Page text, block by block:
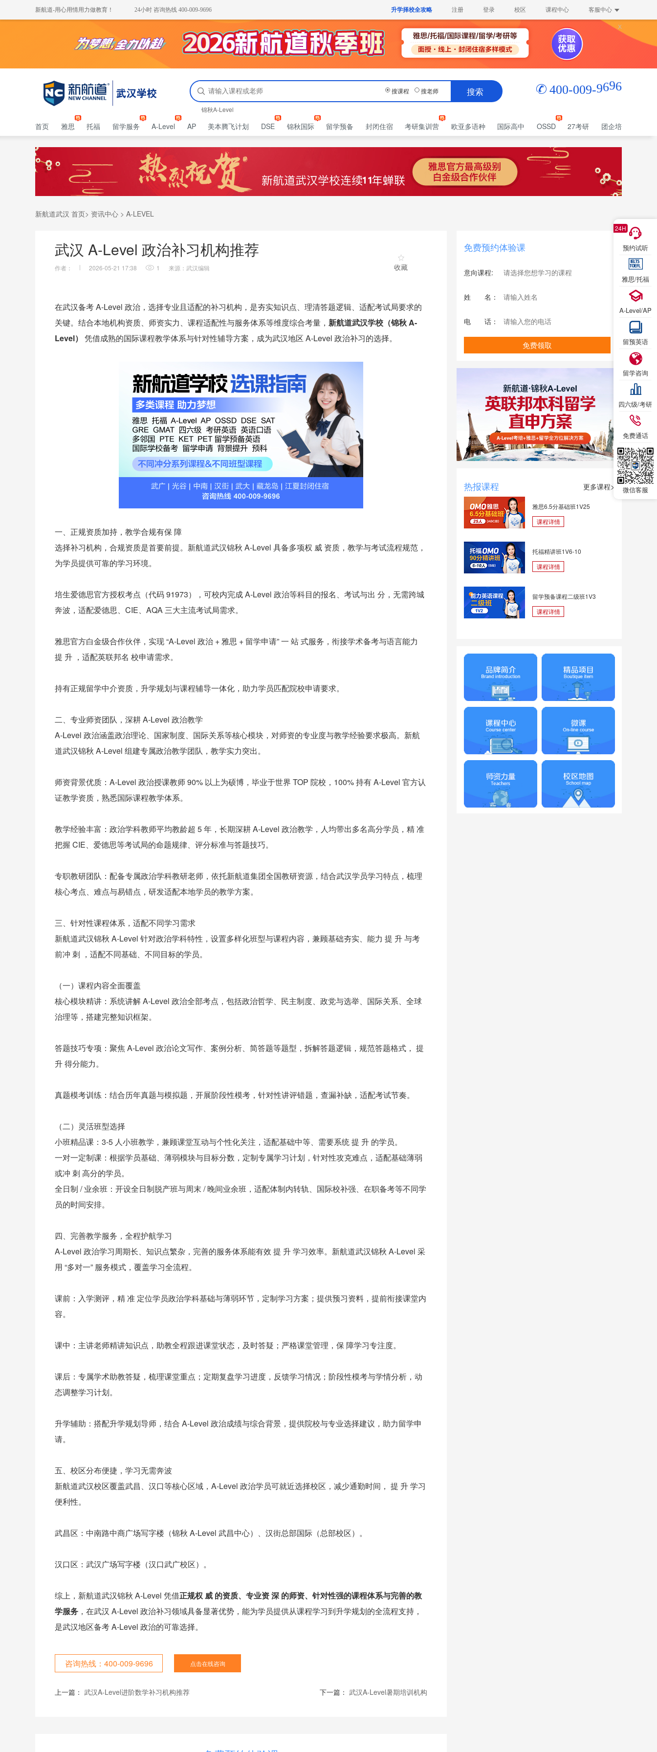
新航道-用心用情用力做教育！ 24小时 咨询热线 400-009-9696 升学择校全攻略 注册 登录 校区 课程中心 客服中心
搜课程 搜老师
锦秋A-Level
搜索 400-009-9696
首页 雅思 托福 留学服务 A-Level AP 美本腾飞计划 DSE 锦秋国际 留学预备 封闭住宿 考研集训营 欧亚多语种 国际高中 OSSD 27考研 团企培
新航道武汉 首页> 资讯中心 > A-LEVEL
武汉 A-Level 政治补习机构推荐
作者： 2026-05-21 17:38 1 来源：武汉编辑 收藏
在武汉备考 A-Level 政治，选择专业且适配的补习机构，是夯实知识点、理清答题逻辑、适配考试局要求的
关键。结合本地机构资质、师资实力、课程适配性与服务体系等维度综合考量， 新航道武汉学校（锦秋 A-
Level） 凭借成熟的国际课程教学体系与针对性辅导方案，成为武汉地区 A-Level 政治补习的选择。
一、正规资质加持，教学合规有保 障
选择补习机构，合规资质是首要前提。新航道武汉锦秋 A-Level 具备多项权 威 资质，教学与考试流程规范，
为学员提供可靠的学习环境。
培生爱德思官方授权考点（代码 91973），可校内完成 A-Level 政治等科目的报名、考试与出 分，无需跨城
奔波，适配爱德思、CIE、AQA 三大主流考试局需求。
雅思官方白金级合作伙伴，实现 “A-Level 政治 + 雅思 + 留学申请” 一 站 式服务，衔接学术备考与语言能力
提 升 ，适配英联邦名 校申请需求。
持有正规留学中介资质，升学规划与课程辅导一体化，助力学员匹配院校申请要求。
二、专业师资团队，深耕 A-Level 政治教学
A-Level 政治涵盖政治理论、国家制度、国际关系等核心模块，对师资的专业度与教学经验要求极高。新航
道武汉锦秋 A-Level 组建专属政治教学团队，教学实力突出。
师资背景优质：A-Level 政治授课教师 90% 以上为硕博，毕业于世界 TOP 院校，100% 持有 A-Level 官方认
证教学资质，熟悉国际课程教学体系。
教学经验丰富：政治学科教师平均教龄超 5 年，长期深耕 A-Level 政治教学，人均带出多名高分学员，精 准
把握 CIE、爱德思等考试局的命题规律、评分标准与答题技巧。
专职教研团队：配备专属政治学科教研老师，依托新航道集团全国教研资源，结合武汉学员学习特点，梳理
核心考点、难点与易错点，研发适配本地学员的教学方案。
三、针对性课程体系，适配不同学习需求
新航道武汉锦秋 A-Level 针对政治学科特性，设置多样化班型与课程内容，兼顾基础夯实、能力 提 升 与考
前冲 刺 ，适配不同基础、不同目标的学员。
（一）课程内容全面覆盖
核心模块精讲：系统讲解 A-Level 政治全部考点，包括政治哲学、民主制度、政党与选举、国际关系、全球
治理等，搭建完整知识框架。
答题技巧专项：聚焦 A-Level 政治论文写作、案例分析、简答题等题型，拆解答题逻辑，规范答题格式， 提
升 得分能力。
真题模考训练：结合历年真题与模拟题，开展阶段性模考，针对性讲评错题，查漏补缺，适配考试节奏。
（二）灵活班型选择
小班精品课：3-5 人小班教学，兼顾课堂互动与个性化关注，适配基础中等、需要系统 提 升 的学员。
一对一定制课：根据学员基础、薄弱模块与目标分数，定制专属学习计划，针对性攻克难点，适配基础薄弱
或冲 刺 高分的学员。
全日制 / 业余班：开设全日制脱产班与周末 / 晚间业余班，适配体制内转轨、国际校补强、在职备考等不同学
员的时间安排。
四、完善教学服务，全程护航学习
A-Level 政治学习周期长、知识点繁杂，完善的服务体系能有效 提 升 学习效率。新航道武汉锦秋 A-Level 采
用 “多对一” 服务模式，覆盖学习全流程。
课前：入学测评，精 准 定位学员政治学科基础与薄弱环节，定制学习方案；提供预习资料，提前衔接课堂内
容。
课中：主讲老师精讲知识点，助教全程跟进课堂状态，及时答疑；严格课堂管理，保 障学习专注度。
课后：专属学术助教答疑，梳理课堂重点；定期复盘学习进度，反馈学习情况；阶段性模考与学情分析，动
态调整学习计划。
升学辅助：搭配升学规划导师，结合 A-Level 政治成绩与综合背景，提供院校与专业选择建议，助力留学申
请。
五、校区分布便捷，学习无需奔波
新航道武汉校区覆盖武昌、汉口等核心区域，A-Level 政治学员可就近选择校区，减少通勤时间， 提 升 学习
便利性。
武昌区：中南路中商广场写字楼（锦秋 A-Level 武昌中心）、汉街总部国际（总部校区）。
汉口区：武汉广场写字楼（汉口武广校区）。
综上，新航道武汉锦秋 A-Level 凭借正规权 威 的资质、专业资 深 的师资、针对性强的课程体系与完善的教
学服务 ，在武汉 A-Level 政治补习领域具备显著优势，能为学员提供从课程学习到升学规划的全流程支持，
是武汉地区备考 A-Level 政治的可靠选择。
咨询热线：400-009-9696 点击在线咨询
上一篇： 武汉A-Level进阶数学补习机构推荐 下一篇： 武汉A-Level暑期培训机构
免费预约体验课
意向课程:
姓 名：
电 话：
免费领取
热报课程 更多课程>
雅思6.5分基础班1V25
课程详情
托福精讲班1V6-10
课程详情
留学预备课程二级班1V3
课程详情
登录
密码登录 收不到验证码?
首次登录自动注册
《用户服务条款及隐私政策》
登录
验证码登录 忘记密码?
知道了
获取验证码
下一步
保存新密码
立即登录
为了确保您的帐号安全
请勿将帐号信息提供给他人/机构
预约试听
24H
雅思/托福
A-Level/AP
留预英语
留学咨询
四六级/考研
免费通话
微信客服
免